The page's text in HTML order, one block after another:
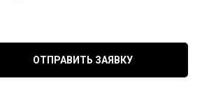
ОТПРАВИТЬ ЗАЯВКУ